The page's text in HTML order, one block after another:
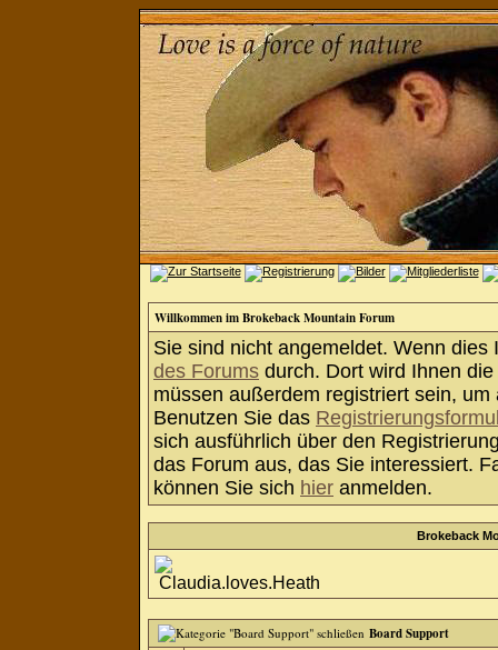
Willkommen im Brokeback Mountain Forum
Sie sind nicht angemeldet. Wenn
des Forums durch. Dort wird Ihnen
müssen außerdem registriert sein,
Benutzen Sie das
sich ausführlich über den
das Forum aus, das Sie interessiert.
können Sie sich hier anmelden.
Brokeback
Board Support